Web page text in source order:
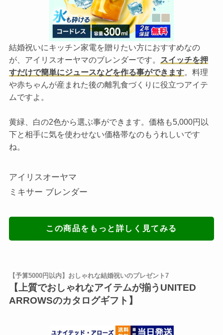
結婚祝いにキッチン家電を贈りたい方におすすめなの
が、アイリスオーヤマのブレンダーです。
スイッチを押
すだけで簡単にジュースなどを作る事ができます。料理
や赤ちゃんが産まれた後の離乳食づくりに役立つアイテ
ムですよ。
黄緑、白の2色から選ぶ事ができます。価格も5,000円以
下と相手に気を使わせない価格帯なのもうれしいです
ね。
アイリスオーヤマ
ミキサー ブレンダー
この商品をもっと詳しく見てみる
【予算5000円以内】おしゃれな結婚祝いのプレゼント7
【上質でおしゃれなアイテムが揃うUNITED
ARROWSのカタログギフト】